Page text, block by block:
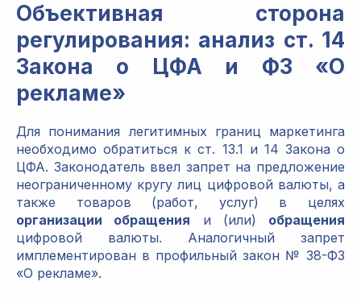
Объективная сторона
регулирования: анализ ст. 14
Закона о ЦФА и ФЗ «О
рекламе»
Для понимания легитимных границ маркетинга
необходимо обратиться к ст. 13.1 и 14 Закона о
ЦФА. Законодатель ввел запрет на предложение
неограниченному кругу лиц цифровой валюты, а
также товаров (работ, услуг) в целях
организации обращения и (или) обращения
цифровой валюты. Аналогичный запрет
имплементирован в профильный закон № 38-ФЗ
«О рекламе».